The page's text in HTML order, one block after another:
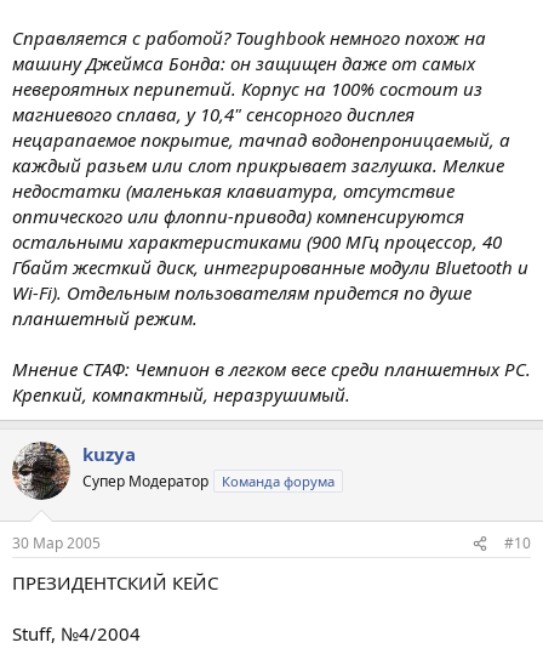
Справляется с работой? Toughbook немного похож на
машину Джеймса Бонда: он защищен даже от самых
невероятных перипетий. Корпус на 100% состоит из
магниевого сплава, у 10,4" сенсорного дисплея
нецарапаемое покрытие, тачпад водонепроницаемый, а
каждый разьем или слот прикрывает заглушка. Мелкие
недостатки (маленькая клавиатура, отсутствие
оптического или флоппи-привода) компенсируются
остальными характеристиками (900 МГц процессор, 40
Гбайт жесткий диск, интегрированные модули Bluetooth и
Wi-Fi). Отдельным пользователям придется по душе
планшетный режим.
Мнение СТАФ: Чемпион в легком весе среди планшетных PC.
Крепкий, компактный, неразрушимый.
kuzya
Супер Модератор Команда форума
30 Мар 2005 #10
ПРЕЗИДЕНТСКИЙ КЕЙC
Stuff, №4/2004